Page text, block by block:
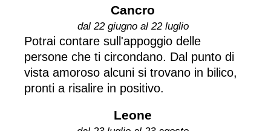
Cancro
dal 22 giugno al 22 luglio
Potrai contare sull'appoggio delle
persone che ti circondano. Dal punto di
vista amoroso alcuni si trovano in bilico,
pronti a risalire in positivo.
Leone